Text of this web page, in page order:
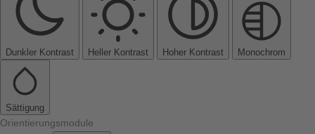
Dunkler Kontrast Heller Kontrast Hoher Kontrast Monochrom
Sättigung
Orientierungsmodule